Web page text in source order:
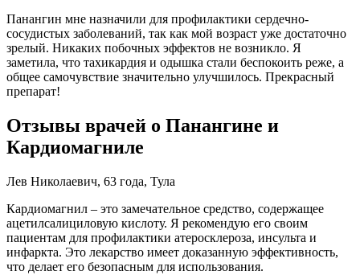
Панангин мне назначили для профилактики сердечно-
сосудистых заболеваний, так как мой возраст уже достаточно
зрелый. Никаких побочных эффектов не возникло. Я
заметила, что тахикардия и одышка стали беспокоить реже, а
общее самочувствие значительно улучшилось. Прекрасный
препарат!
Отзывы врачей о Панангине и
Кардиомагниле
Лев Николаевич, 63 года, Тула
Кардиомагнил – это замечательное средство, содержащее
ацетилсалициловую кислоту. Я рекомендую его своим
пациентам для профилактики атеросклероза, инсульта и
инфаркта. Это лекарство имеет доказанную эффективность,
что делает его безопасным для использования.